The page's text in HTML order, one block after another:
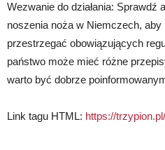
Wezwanie do działania: Sprawdź
noszenia noża w Niemczech,
przestrzegać obowiązujących
państwo może mieć różne
warto być dobrze
Link tagu HTML: https://trzypion.pl/